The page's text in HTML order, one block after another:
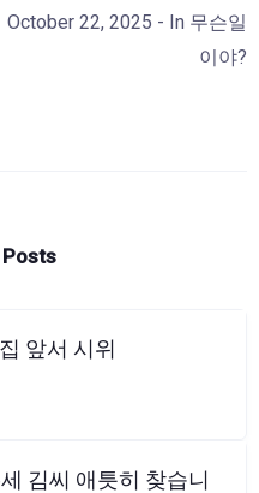
October 22, 2025 - In 무슨일
이야?
앞서 시위
김씨 애틋히 찾습니